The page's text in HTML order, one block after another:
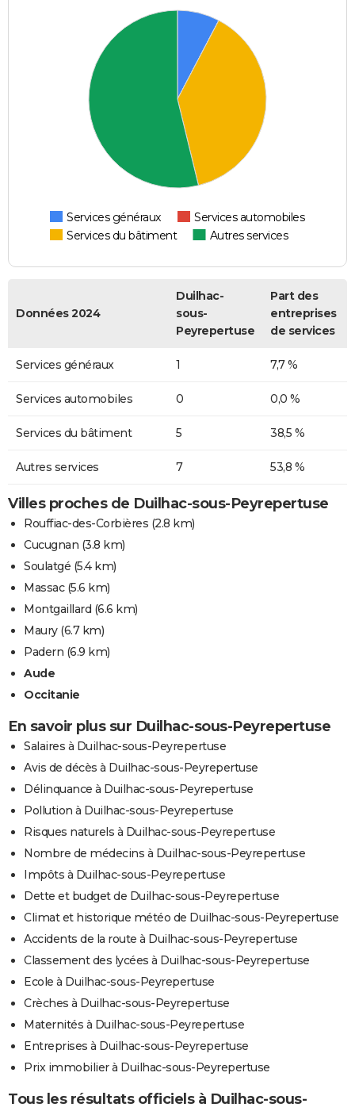
Services généraux
Services automobiles
Services du bâtiment
Autres services
Données 2024
Duilhac-
sous-
Peyrepertuse
Part des
entreprises
de services
Services généraux 1 7,7 %
Services automobiles 0 0,0 %
Services du bâtiment 5 38,5 %
Autres services 7 53,8 %
Villes proches de Duilhac-sous-Peyrepertuse
Rouffiac-des-Corbières (2.8 km)
Cucugnan (3.8 km)
Soulatgé (5.4 km)
Massac(5.6 km)
Montgaillard (6.6 km)
Maury(6.7 km)
Padern (6.9 km)
Aude
Occitanie
En savoir plus sur Duilhac-sous-Peyrepertuse
Salaires à Duilhac-sous-Peyrepertuse
Avis de décès à Duilhac-sous-Peyrepertuse
Délinquance à Duilhac-sous-Peyrepertuse
Pollution à Duilhac-sous-Peyrepertuse
Risques naturels à Duilhac-sous-Peyrepertuse
Nombre de médecins à Duilhac-sous-Peyrepertuse
Impôts à Duilhac-sous-Peyrepertuse
Dette et budget de Duilhac-sous-Peyrepertuse
Climat et historique météo de Duilhac-sous-Peyrepertuse
Accidents de la route à Duilhac-sous-Peyrepertuse
Classement des lycées à Duilhac-sous-Peyrepertuse
Ecole à Duilhac-sous-Peyrepertuse
Crèches à Duilhac-sous-Peyrepertuse
Maternités à Duilhac-sous-Peyrepertuse
Entreprises à Duilhac-sous-Peyrepertuse
Prix immobilier à Duilhac-sous-Peyrepertuse
Tous les résultats officiels à Duilhac-sous-